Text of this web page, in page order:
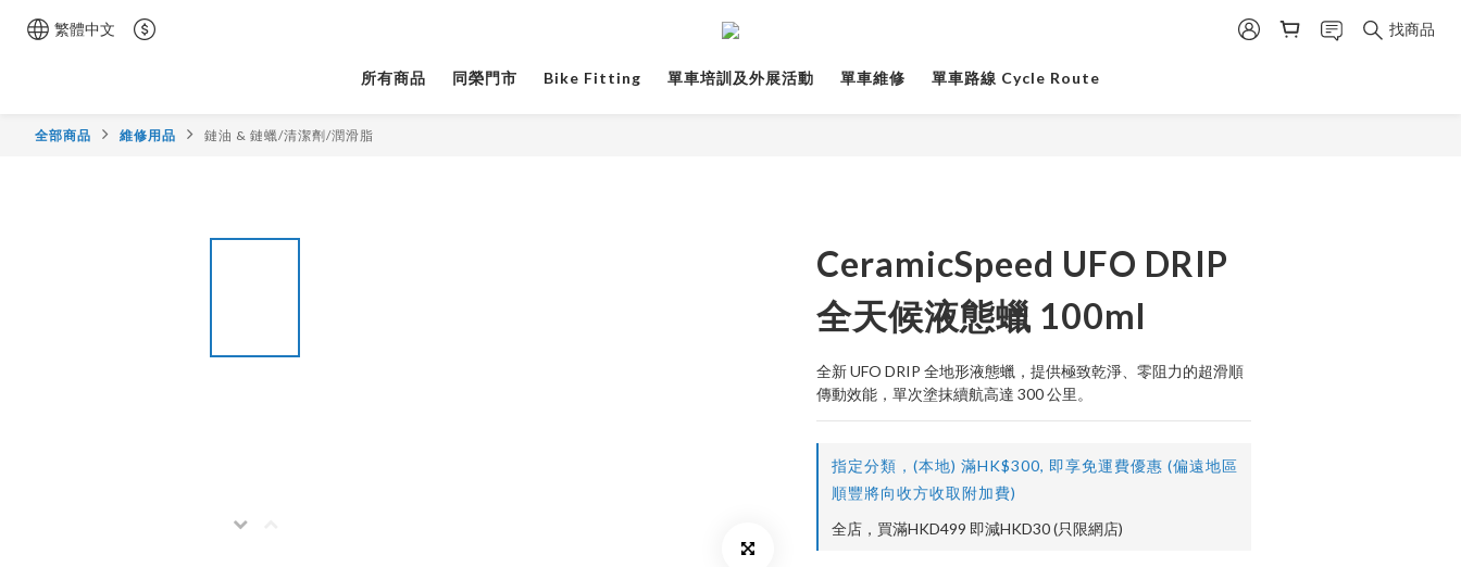
繁體中文 找商品
所有商品 同榮門市 Bike Fitting 單車培訓及外展活動 單車維修 單車路線 Cycle Route
全部商品 維修用品 鏈油 & 鏈蠟/清潔劑/潤滑脂
CeramicSpeed UFO DRIP
全天候液態蠟 100ml
全新 UFO DRIP 全地形液態蠟，提供極致乾淨、零阻力的超滑順
傳動效能，單次塗抹續航高達 300 公里。
指定分類，(本地) 滿HK$300, 即享免運費優惠 (偏遠地區
順豐將向收方收取附加費)
全店，買滿HKD499 即減HKD30 (只限網店)